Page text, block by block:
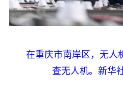
在重庆市南岸区，无人
查无人机。新华